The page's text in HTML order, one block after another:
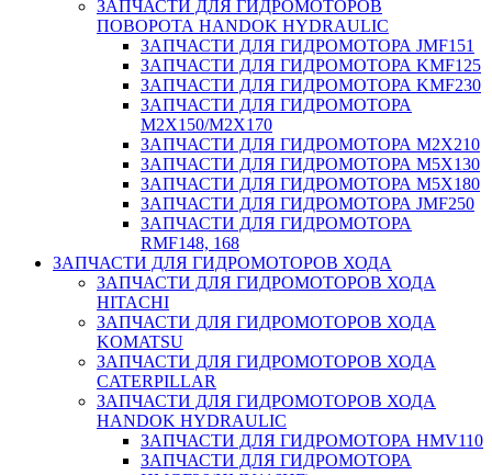
ЗАПЧАСТИ ДЛЯ ГИДРОМОТОРОВ
ПОВОРОТА HANDOK HYDRAULIC
ЗАПЧАСТИ ДЛЯ ГИДРОМОТОРА JMF151
ЗАПЧАСТИ ДЛЯ ГИДРОМОТОРА KMF125
ЗАПЧАСТИ ДЛЯ ГИДРОМОТОРА KMF230
ЗАПЧАСТИ ДЛЯ ГИДРОМОТОРА
M2X150/M2X170
ЗАПЧАСТИ ДЛЯ ГИДРОМОТОРА M2X210
ЗАПЧАСТИ ДЛЯ ГИДРОМОТОРА M5X130
ЗАПЧАСТИ ДЛЯ ГИДРОМОТОРА M5X180
ЗАПЧАСТИ ДЛЯ ГИДРОМОТОРА JMF250
ЗАПЧАСТИ ДЛЯ ГИДРОМОТОРА
RMF148, 168
ЗАПЧАСТИ ДЛЯ ГИДРОМОТОРОВ ХОДА
ЗАПЧАСТИ ДЛЯ ГИДРОМОТОРОВ ХОДА
HITACHI
ЗАПЧАСТИ ДЛЯ ГИДРОМОТОРОВ ХОДА
KOMATSU
ЗАПЧАСТИ ДЛЯ ГИДРОМОТОРОВ ХОДА
CATERPILLAR
ЗАПЧАСТИ ДЛЯ ГИДРОМОТОРОВ ХОДА
HANDOK HYDRAULIC
ЗАПЧАСТИ ДЛЯ ГИДРОМОТОРА HMV110
ЗАПЧАСТИ ДЛЯ ГИДРОМОТОРА